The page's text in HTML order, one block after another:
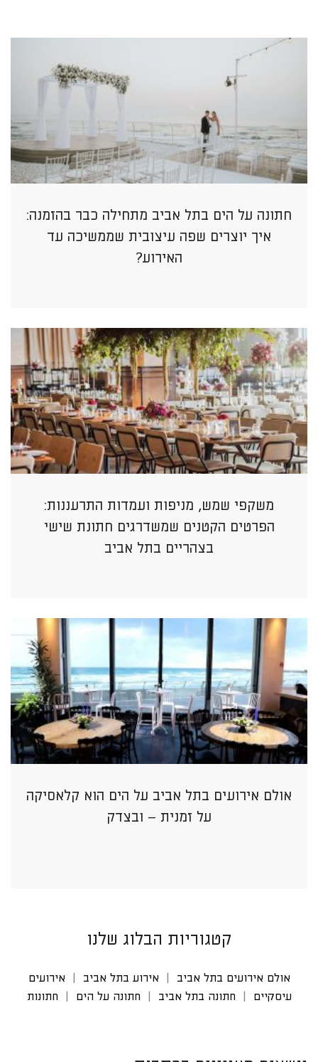
חתונה על הים בתל אביב מתחילה כבר בהזמנה:
איך יוצרים שפה עיצובית שממשיכה עד
האירוע?
משקפי שמש, מניפות ועמדות התרעננות:
הפרטים הקטנים שמשדרגים חתונת שישי
בצהריים בתל אביב
אולם אירועים בתל אביב על הים הוא קלאסיקה
על זמנית – ובצדק
קטגוריות הבלוג שלנו
אולם אירועים בתל אביב אירוע בתל אביב
אירועים
עיסקיים
חתונה בתל אביב חתונה על הים חתונות